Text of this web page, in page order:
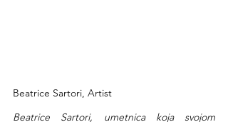
Beatrice Sartori, Artist
Beatrice Sartori, umetnica koja svojom